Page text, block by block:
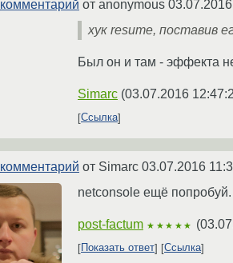
комментарий от anonymous
хук resume, поставив
Был он и там - эффекта
Simarc (03.07.2016
Ссылка
комментарий от Simarc 03.07.2016
netconsole ещё попробуй.
post-factum ★★★★★ (
Показать ответ Ссылка